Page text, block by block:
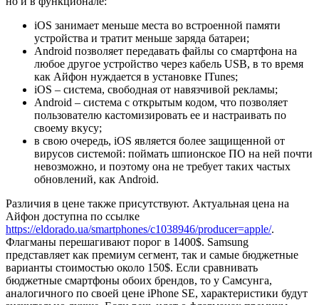
iOS занимает меньше места во встроенной памяти
устройства и тратит меньше заряда батареи;
Android позволяет передавать файлы со смартфона на
любое другое устройство через кабель USB, в то время
как Айфон нуждается в установке ITunes;
iOS – система, свободная от навязчивой рекламы;
Android – система с открытым кодом, что позволяет
пользователю кастомизировать ее и настраивать по
своему вкусу;
в свою очередь, iOS является более защищенной от
вирусов системой: поймать шпионское ПО на ней почти
невозможно, и поэтому она не требует таких частых
обновлений, как Android.
Различия в цене также присутствуют. Актуальная цена на
Айфон доступна по ссылке
https://eldorado.ua/smartphones/c1038946/producer=apple/.
Флагманы перешагивают порог в 1400$. Samsung
представляет как премиум сегмент, так и самые бюджетные
варианты стоимостью около 150$. Если сравнивать
бюджетные смартфоны обоих брендов, то у Самсунга,
аналогичного по своей цене iPhone SE, характеристики будут